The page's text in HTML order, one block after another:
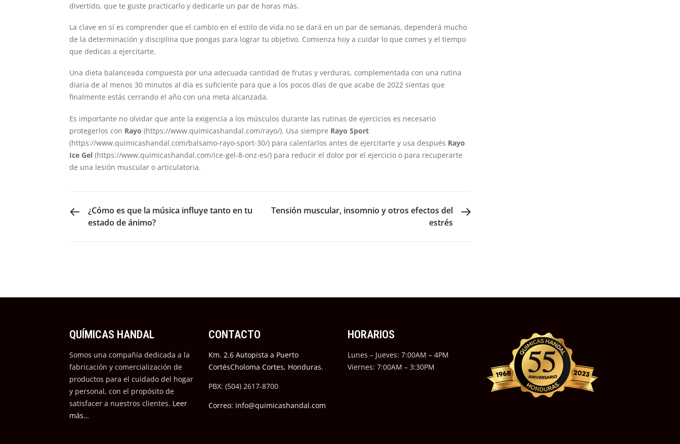
divertido, que te guste practicarlo y dedicarle un par de horas más.
La clave en sí es comprender que el cambio en el estilo de vida no se dará en un par de semanas, dependerá mucho
de la determinación y disciplina que pongas para lograr tu objetivo. Comienza hoy a cuidar lo que comes y el tiempo
que dedicas a ejercitarte.
Una dieta balanceada compuesta por una adecuada cantidad de frutas y verduras, complementada con una rutina
diaria de al menos 30 minutos al día es suficiente para que a los pocos días de que acabe de 2022 sientas que
finalmente estás cerrando el año con una meta alcanzada.
Es importante no olvidar que ante la exigencia a los músculos durante las rutinas de ejercicios es necesario
protegerlos con Rayo (https://www.quimicashandal.com/rayo/). Usa siempre Rayo Sport
(https://www.quimicashandal.com/balsamo-rayo-sport-30/) para calentarlos antes de ejercitarte y usa después Rayo
Ice Gel (https://www.quimicashandal.com/ice-gel-8-onz-es/) para reducir el dolor por el ejercicio o para recuperarte
de una lesión muscular o articulatoria.
PREVIOUS POST
¿Cómo es que la música influye tanto en tu
estado de ánimo?
NEXT POST
Tensión muscular, insomnio y otros efectos del
estrés
QUÍMICAS HANDAL
Somos una compañía dedicada a la
fabricación y comercialización de
productos para el cuidado del hogar
y personal, con el propósito de
satisfacer a nuestros clientes. Leer
más…
CONTACTO
Km. 2.6 Autopista a Puerto
CortésCholoma Cortes, Honduras.
PBX: (504) 2617-8700
Correo: info@quimicashandal.com
HORARIOS
Lunes – Jueves: 7:00AM – 4PM
Viernes: 7:00AM – 3:30PM